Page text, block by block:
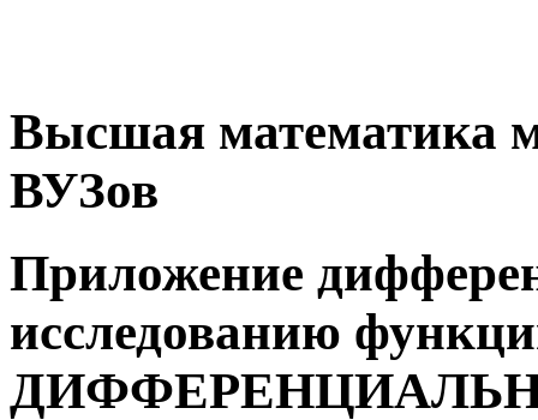
Высшая математика
ВУЗов
Приложение
исследованию